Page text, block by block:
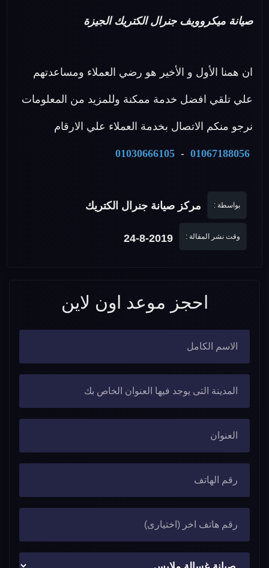
صيانة ميكروويف جنرال الكتريك الجيزة
ان همنا الأول و الأخير هو رضي العملاء ومساعدتهم
علي تلقي افضل خدمة ممكنة وللمزيد من المعلومات
نرجو منكم الاتصال بخدمة العملاء علي الارقام
01067188056
-
01030666105
بواسطة : مركز صيانة جنرال الكتريك
وقت نشر المقالة : 24-8-2019
احجز موعد اون لاين